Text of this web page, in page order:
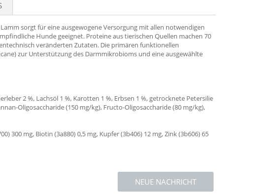
sorgt für eine ausgewogene Versorgung mit allen notwendigen
Hunde geeignet. Proteine aus tierischen Quellen machen 70
veränderten Zutaten. Die primären funktionellen
zur Unterstützung des Darmmikrobioms und eine ausgewählte
2 %, Lachsöl 1 %, Karotten 1 %, Erbsen 1 %, getrocknete Petersilie
Oligosaccharide (150 mg/kg), Fructo-Oligosaccharide (80 mg/kg),
300 mg, Biotin (3a880) 0,5 mg, Kupfer (3b406) 12 mg, Zink (3b606) 65
NEUE NACHRICHT